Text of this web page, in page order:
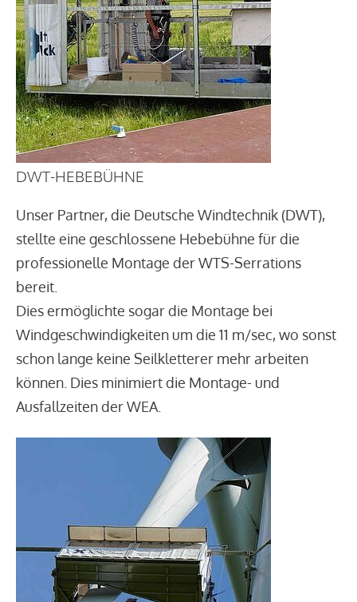
DWT-HEBEBÜHNE
Unser Partner, die Deutsche Windtechnik (DWT),
stellte eine geschlossene Hebebühne für die
professionelle Montage der WTS-Serrations
bereit.
Dies ermöglichte sogar die Montage bei
Windgeschwindigkeiten um die 11 m/sec, wo sonst
schon lange keine Seilkletterer mehr arbeiten
können. Dies minimiert die Montage- und
Ausfallzeiten der WEA.